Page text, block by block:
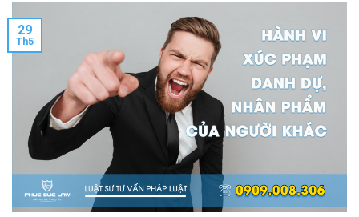
29
Th5